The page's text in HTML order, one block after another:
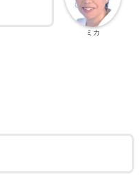
ミカ